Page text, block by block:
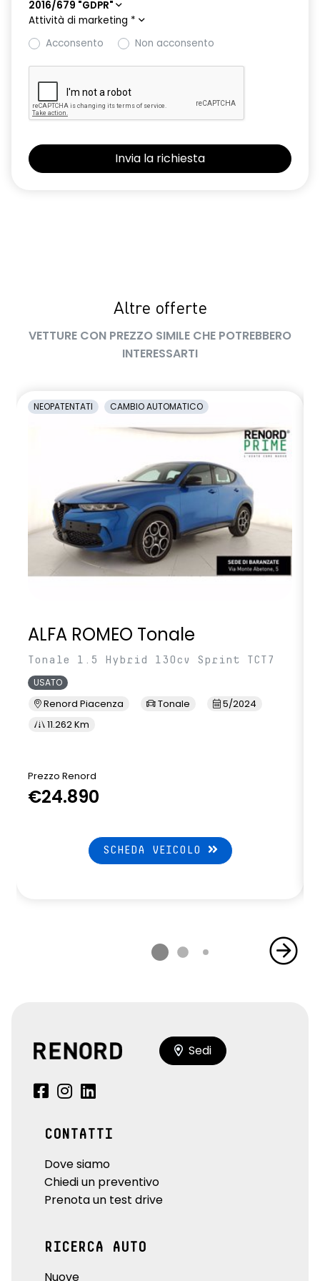
2016/679 "GDPR"
Attività di marketing *
Acconsento
Non acconsento
Altre offerte
VETTURE CON PREZZO SIMILE CHE POTREBBERO
INTERESSARTI
NEOPATENTATI CAMBIO AUTOMATICO
ALFA ROMEO Tonale
Tonale 1.5 Hybrid 130cv Sprint TCT7
USATO
Renord Piacenza Tonale
5/2024
11.262 Km
Prezzo Renord
€24.890
SCHEDA VEICOLO
Sedi
CONTATTI
Dove siamo
Chiedi un preventivo
Prenota un test drive
RICERCA AUTO
Nuove